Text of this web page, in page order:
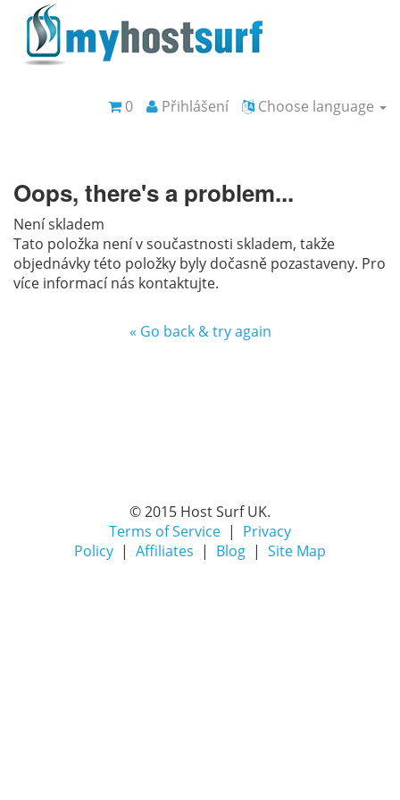
Choose language
Přihlášení
0
Oops, there's a problem...
Není skladem
Tato položka není v součastnosti skladem, takže
objednávky této položky byly dočasně pozastaveny. Pro
více informací nás kontaktujte.
« Go back & try again
© 2015 Host Surf UK.
Terms of Service | Privacy
Policy | Affiliates | Blog | Site Map